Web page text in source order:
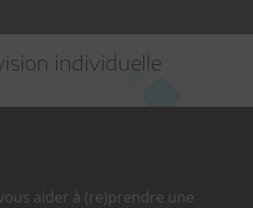
individuelle
aider à (re)prendre une